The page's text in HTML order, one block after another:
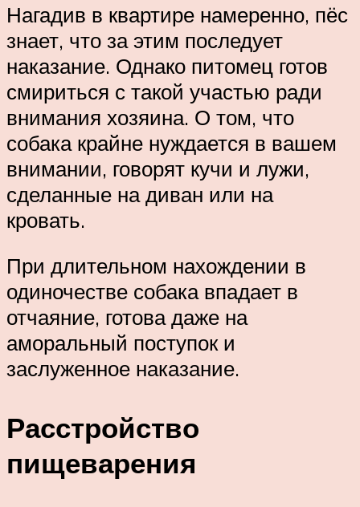
Нагадив в квартире намеренно, пёс
знает, что за этим последует
наказание. Однако питомец готов
смириться с такой участью ради
внимания хозяина. О том, что
собака крайне нуждается в вашем
внимании, говорят кучи и лужи,
сделанные на диван или на
кровать.
При длительном нахождении в
одиночестве собака впадает в
отчаяние, готова даже на
аморальный поступок и
заслуженное наказание.
Расстройство
пищеварения